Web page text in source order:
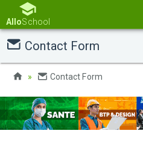
AlloSchool
Contact Form
Contact Form